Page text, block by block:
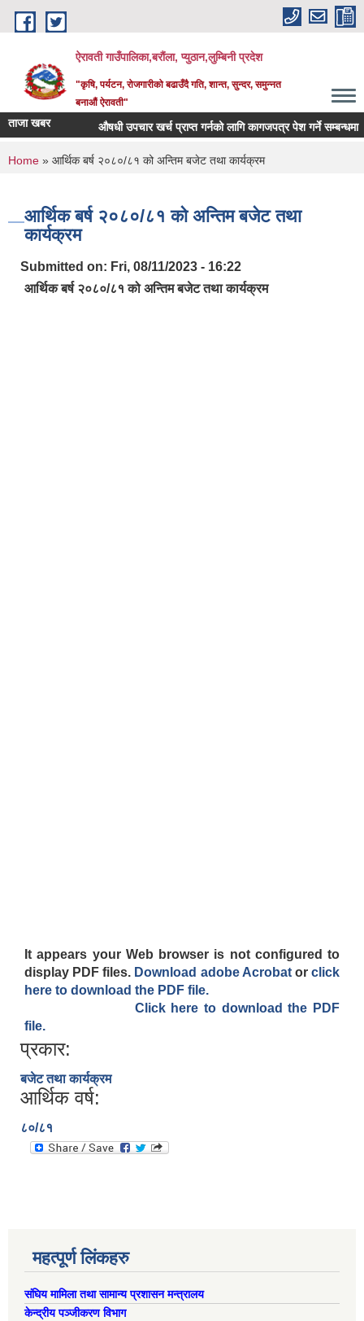
Skip to main content
ऐरावती गाउँपालिका,बरौंला, प्युठान,लुम्बिनी प्रदेश
"कृषि, पर्यटन, रोजगारीको बढाउँदै गति, शान्त, सुन्दर, समुन्नत
बनाऔं ऐरावती"
ताजा खबर औषधी उपचार खर्च प्राप्त गर्नको लागि कागजपत्र पेश गर्ने सम्बन्धमा ।
You are here
Home » आर्थिक बर्ष २०८०/८१ को अन्तिम बजेट तथा कार्यक्रम
आर्थिक बर्ष २०८०/८१ को अन्तिम बजेट तथा
कार्यक्रम
Submitted on: Fri, 08/11/2023 - 16:22
आर्थिक बर्ष २०८०/८१ को अन्तिम बजेट तथा कार्यक्रम
It appears your Web browser is not configured to
display PDF files. Download adobe Acrobat orclick
here to download the PDF file.
Click here to download the PDF
file.
प्रकार:
बजेट तथा कार्यक्रम
आर्थिक वर्ष:
८०/८१
महत्पूर्ण लिंकहरु
संघिय मामिला तथा सामान्य प्रशासन मन्त्रालय
केन्द्रीय पञ्जीकरण विभाग